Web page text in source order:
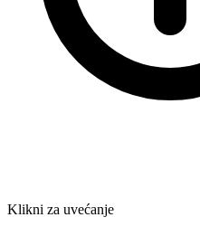
Klikni za uvećanje